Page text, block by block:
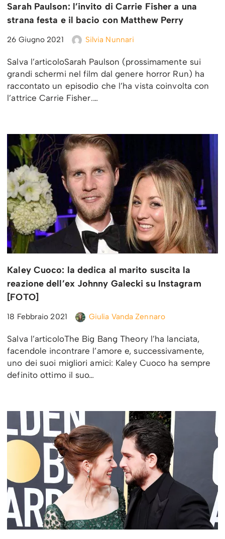
Sarah Paulson: l’invito di Carrie Fisher a una
strana festa e il bacio con Matthew Perry
26 Giugno 2021 Silvia Nunnari
Salva l’articoloSarah Paulson (prossimamente sui
grandi schermi nel film dal genere horror Run) ha
raccontato un episodio che l’ha vista coinvolta con
l’attrice Carrie Fisher.…
Kaley Cuoco: la dedica al marito suscita la
reazione dell’ex Johnny Galecki su Instagram
[FOTO]
18 Febbraio 2021 Giulia Vanda Zennaro
Salva l’articoloThe Big Bang Theory l’ha lanciata,
facendole incontrare l’amore e, successivamente,
uno dei suoi migliori amici: Kaley Cuoco ha sempre
definito ottimo il suo…